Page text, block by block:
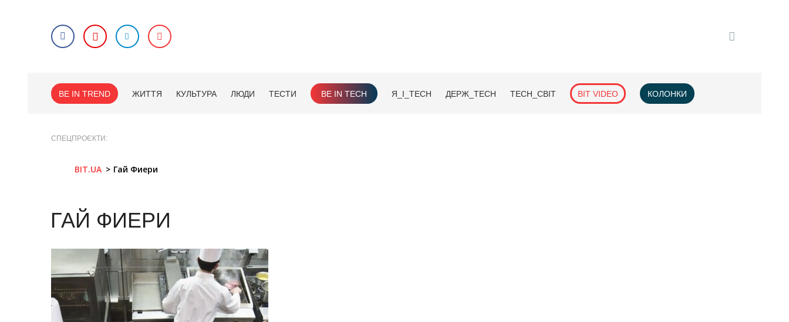
BE IN TREND ЖИТТЯ КУЛЬТУРА ЛЮДИ ТЕСТИ BE IN TECH Я_І_TECH ДЕРЖ_TECH TECH_СВІТ BIT VIDEO КОЛОНКИ
СПЕЦПРОЄКТИ
BIT.UA Гай Фиери
ГАЙ ФИЕРИ